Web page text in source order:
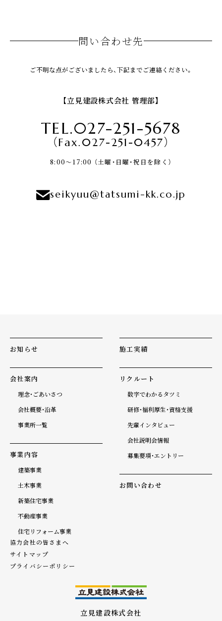
問い合わせ先
ご不明な点がございましたら、下記までご連絡ください。
【立見建設株式会社 管理部】
TEL.027-251-5678
（Fax.027-251-0457）
8:00～17:00 （土曜・日曜・祝日を除く）
seikyuu@tatsumi-kk.co.jp
立見建設株式会社
お知らせ
会社案内
理念・ごあいさつ
会社概要・沿革
事業所一覧
事業内容
建築事業
土木事業
新築住宅事業
不動産事業
住宅リフォーム事業
施工実績
リクルート
数字でわかるタツミ
研修・福利厚生・資格支援
先輩インタビュー
会社説明会情報
募集要項・エントリー
お問い合わせ
協力会社の皆さまへ
サイトマップ
プライバシーポリシー